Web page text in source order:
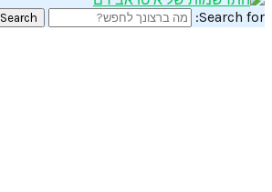
Search for:
Search